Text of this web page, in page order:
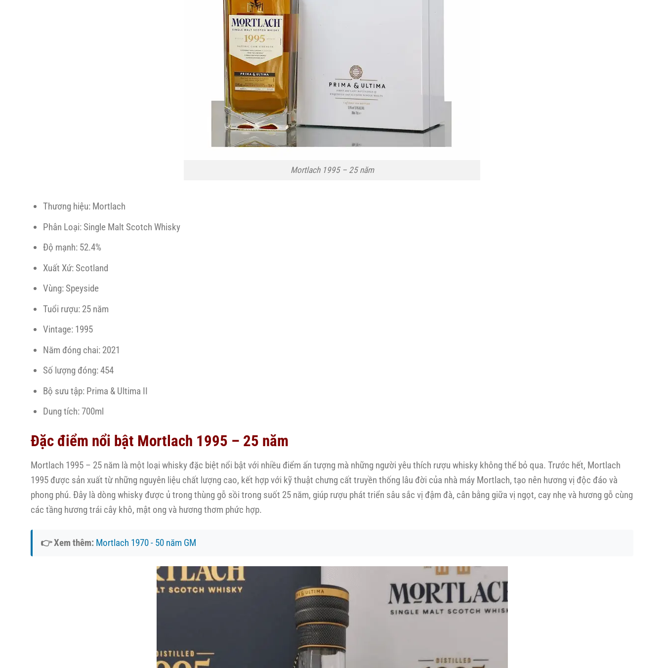
Mortlach 1995 – 25 năm
Thương hiệu: Mortlach
Phân Loại: Single Malt Scotch Whisky
Độ mạnh: 52.4%
Xuất Xứ: Scotland
Vùng: Speyside
Tuổi rượu: 25 năm
Vintage: 1995
Năm đóng chai: 2021
Số lượng đóng: 454
Bộ sưu tập: Prima & Ultima II
Dung tích: 700ml
Đặc điểm nổi bật Mortlach 1995 – 25 năm
Mortlach 1995 – 25 năm là một loại whisky đặc biệt nổi bật với nhiều điểm ấn tượng mà những người yêu thích rượu whisky không thể bỏ qua. Trước hết, Mortlach
1995 được sản xuất từ những nguyên liệu chất lượng cao, kết hợp với kỹ thuật chưng cất truyền thống lâu đời của nhà máy Mortlach, tạo nên hương vị độc đáo và
phong phú. Đây là dòng whisky được ủ trong thùng gỗ sồi trong suốt 25 năm, giúp rượu phát triển sâu sắc vị đậm đà, cân bằng giữa vị ngọt, cay nhẹ và hương gỗ cùng
các tầng hương trái cây khô, mật ong và hương thơm phức hợp.
👉 Xem thêm: Mortlach 1970 - 50 năm GM